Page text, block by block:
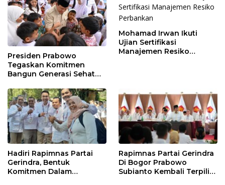
Presiden Prabowo
Tegaskan Komitmen
Bangun Generasi Sehat
Mohamad Irwan Ikuti
Ujian Sertifikasi
Manajemen Resiko
Hadiri Rapimnas Partai
Gerindra, Bentuk
Komitmen Dalam
Rapimnas Partai Gerindra
Di Bogor Prabowo
Subianto Kembali Terpilih